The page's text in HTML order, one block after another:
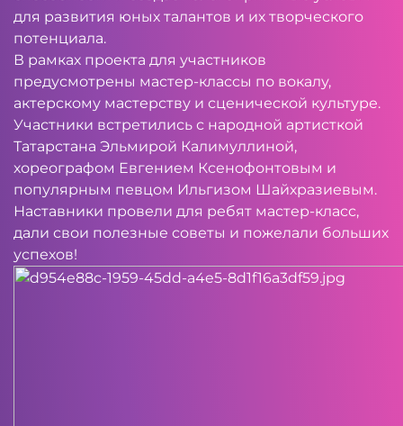
для развития юных талантов и их творческого
потенциала.
В рамках проекта для участников
предусмотрены мастер-классы по вокалу,
актерскому мастерству и сценической культуре.
Участники встретились с народной артисткой
Татарстана Эльмирой Калимуллиной,
хореографом Евгением Ксенофонтовым и
популярным певцом Ильгизом Шайхразиевым.
Наставники провели для ребят мастер-класс,
дали свои полезные советы и пожелали больших
успехов!